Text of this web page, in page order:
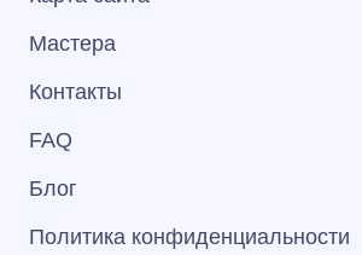
Мастера
Контакты
FAQ
Блог
Политика конфиденциальности